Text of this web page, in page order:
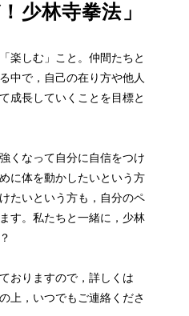
少林寺拳法」
楽しむ」こと。仲間たちと
中で，自己の在り方や他人
成長していくことを目標と
くなって自分に自信をつけ
に体を動かしたいという方
たいという方も，自分のペ
す。私たちと一緒に，少林
おりますので，詳しくは
上，いつでもご連絡くださ